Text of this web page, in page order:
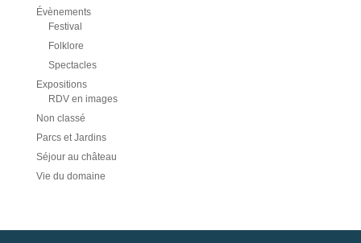
Évènements
Festival
Folklore
Spectacles
Expositions
RDV en images
Non classé
Parcs et Jardins
Séjour au château
Vie du domaine